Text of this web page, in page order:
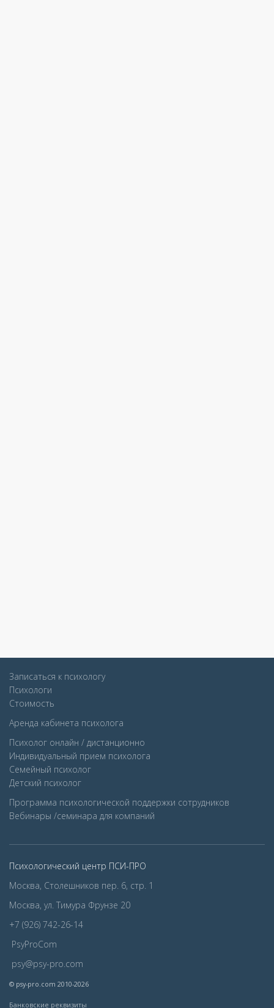
Записаться к психологу
Психологи
Стоимость
Аренда кабинета психолога
Психолог онлайн / дистанционно
Индивидуальный прием психолога
Семейный психолог
Детcкий психолог
Программа психологической поддержки сотрудников
Вебинары /семинара для компаний
Психологический центр ПСИ-ПРО
Москва, Столешников пер. 6, стр. 1
Москва, ул. Тимура Фрунзе 20
+7 (926) 742-26-14
PsyProCom
psy@psy-pro.com
© psy-pro.com 2010-2026
Банковские реквизиты